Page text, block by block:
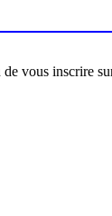
vous inscrire